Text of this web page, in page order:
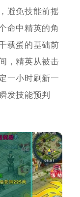
避免技能前摇
命中精英的角
载蛋的基础前
，精英从被击
一小时刷新一
发技能预判